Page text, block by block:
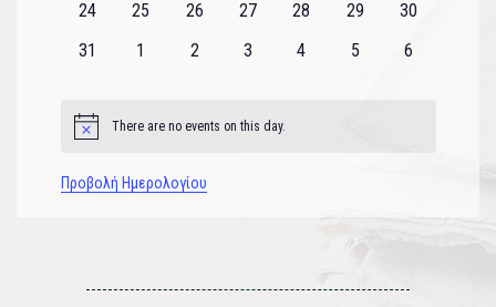
0
24
0
25
0
26
0
27
0
28
0
29
0
30
0
31
0
1
0
2
0
3
0
4
0
5
0
6
Notice There are no events on this day.
Προβολή Ημερολογίου